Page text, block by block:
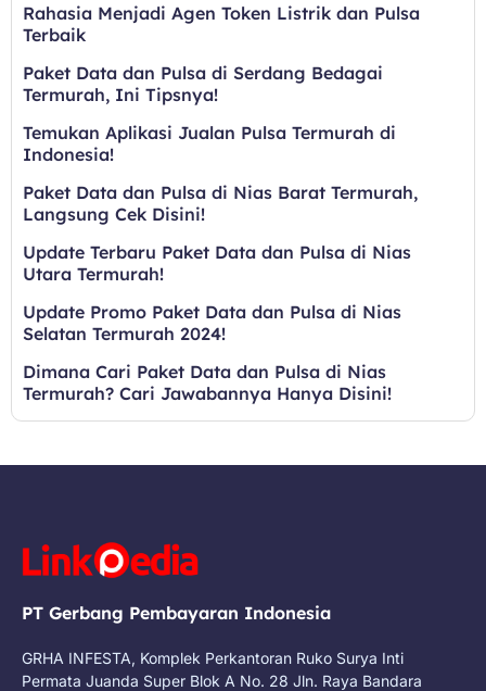
Rahasia Menjadi Agen Token Listrik dan Pulsa
Terbaik
Paket Data dan Pulsa di Serdang Bedagai
Termurah, Ini Tipsnya!
Temukan Aplikasi Jualan Pulsa Termurah di
Indonesia!
Paket Data dan Pulsa di Nias Barat Termurah,
Langsung Cek Disini!
Update Terbaru Paket Data dan Pulsa di Nias
Utara Termurah!
Update Promo Paket Data dan Pulsa di Nias
Selatan Termurah 2024!
Dimana Cari Paket Data dan Pulsa di Nias
Termurah? Cari Jawabannya Hanya Disini!
PT Gerbang Pembayaran Indonesia
GRHA INFESTA, Komplek Perkantoran Ruko Surya Inti
Permata Juanda Super Blok A No. 28 Jln. Raya Bandara